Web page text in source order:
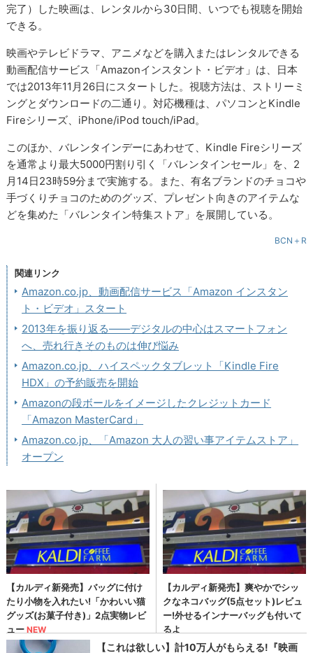
完了）した映画は、レンタルから30日間、いつでも視聴を開始
できる。
映画やテレビドラマ、アニメなどを購入またはレンタルできる
動画配信サービス「Amazonインスタント・ビデオ」は、日本
では2013年11月26日にスタートした。視聴方法は、ストリーミ
ングとダウンロードの二通り。対応機種は、パソコンとKindle
Fireシリーズ、iPhone/iPod touch/iPad。
このほか、バレンタインデーにあわせて、Kindle Fireシリーズ
を通常より最大5000円割り引く「バレンタインセール」を、2
月14日23時59分まで実施する。また、有名ブランドのチョコや
手づくりチョコのためのグッズ、プレゼント向きのアイテムな
どを集めた「バレンタイン特集ストア」を展開している。
BCN＋R
関連リンク
Amazon.co.jp、動画配信サービス「Amazon インスタン
ト・ビデオ」スタート
2013年を振り返る――デジタルの中心はスマートフォン
へ、売れ行きそのものは伸び悩み
Amazon.co.jp、ハイスペックタブレット「Kindle Fire
HDX」の予約販売を開始
Amazonの段ボールをイメージしたクレジットカード
「Amazon MasterCard」
Amazon.co.jp、「Amazon 大人の習い事アイテムストア」
オープン